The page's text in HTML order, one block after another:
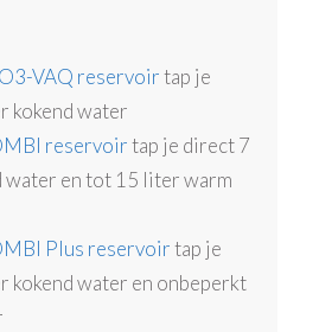
VAQ reservoirtap je
kokend water
reservoirtap je direct 7
water en tot 15 liter warm
Plus reservoirtap je
kokend water en onbeperkt